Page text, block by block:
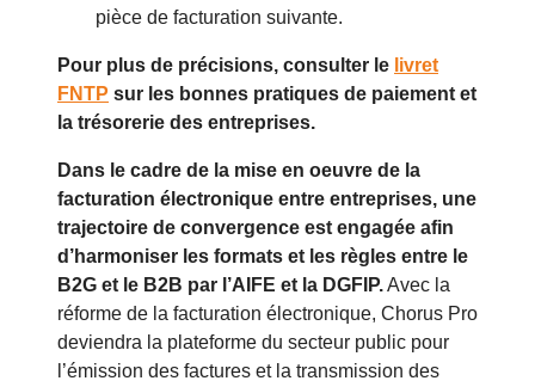
pièce de facturation suivante.
Pour plus de précisions, consulter le livret
FNTP sur les bonnes pratiques de paiement et
la trésorerie des entreprises.
Dans le cadre de la mise en oeuvre de la
facturation électronique entre entreprises, une
trajectoire de convergence est engagée afin
d’harmoniser les formats et les règles entre le
B2G et le B2B par l’AIFE et la DGFIP.Avec la
réforme de la facturation électronique, Chorus Pro
deviendra la plateforme du secteur public pour
l’émission des factures et la transmission des